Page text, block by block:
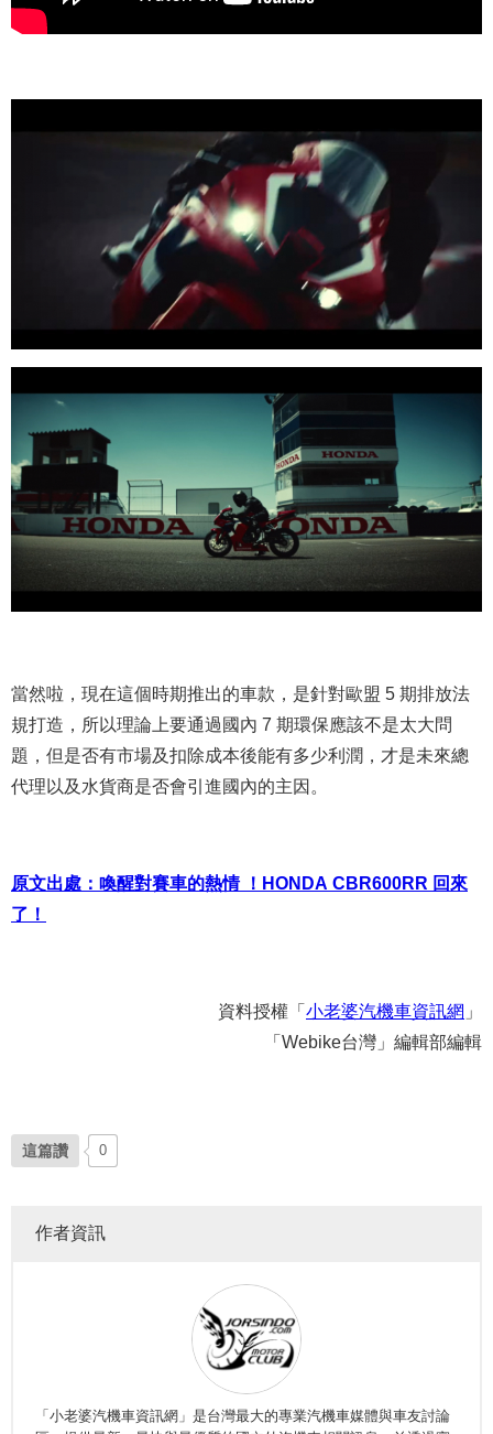
當然啦，現在這個時期推出的車款，是針對歐盟 5 期排放法
規打造，所以理論上要通過國內 7 期環保應該不是太大問
題，但是否有市場及扣除成本後能有多少利潤，才是未來總
代理以及水貨商是否會引進國內的主因。
原文出處：喚醒對賽車的熱情 ！HONDA CBR600RR 回來
了！
資料授權「 小老婆汽機車資訊網 」
「Webike台灣」編輯部編輯
這篇讚 0
作者資訊
「小老婆汽機車資訊網」是台灣最大的專業汽機車媒體與車友討論